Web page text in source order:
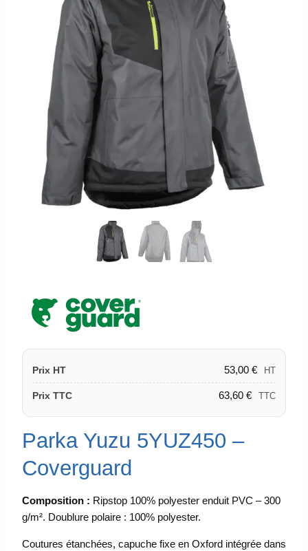
Prix HT 53,00 € HT
Prix TTC 63,60 € TTC
Parka Yuzu 5YUZ450 –
Coverguard
Composition : Ripstop 100% polyester enduit PVC – 300
g/m². Doublure polaire : 100% polyester.
Coutures étanchées, capuche fixe en Oxford intégrée dans